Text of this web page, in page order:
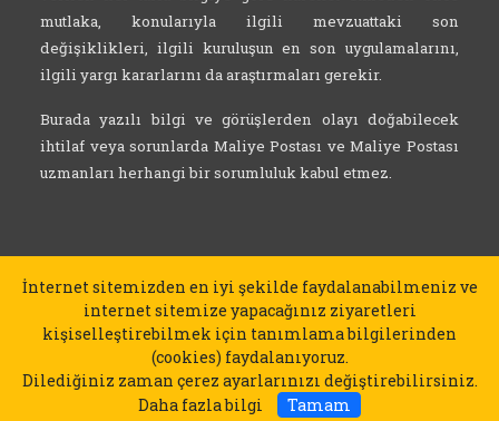
mutlaka, konularıyla ilgili mevzuattaki son
değişiklikleri, ilgili kuruluşun en son uygulamalarını,
ilgili yargı kararlarını da araştırmaları gerekir.
Burada yazılı bilgi ve görüşlerden olayı doğabilecek
ihtilaf veya sorunlarda Maliye Postası ve Maliye Postası
uzmanları herhangi bir sorumluluk kabul etmez.
İnternet sitemizden en iyi şekilde faydalanabilmeniz ve
internet sitemize yapacağınız ziyaretleri
kişiselleştirebilmek için tanımlama bilgilerinden
(cookies) faydalanıyoruz.
Dilediğiniz zaman çerez ayarlarınızı değiştirebilirsiniz.
Daha fazla bilgi
Tamam